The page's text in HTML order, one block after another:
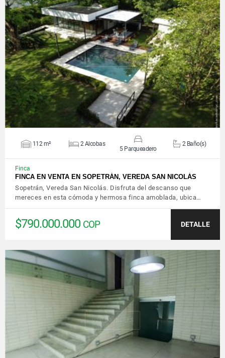
VER DETALLES
112 m² 2 Alcobas
5 Parqueadero
2 Baño(s)
Finca
FINCA EN VENTA EN SOPETRÁN, VEREDA SAN NICOLÁS
Sopetrán, Vereda San Nicolás. Disfruta del descanso que
mereces en esta cómoda y hermosa finca amoblada, ubica…
$790.000.000 COP DETALLE
VER DETALLES